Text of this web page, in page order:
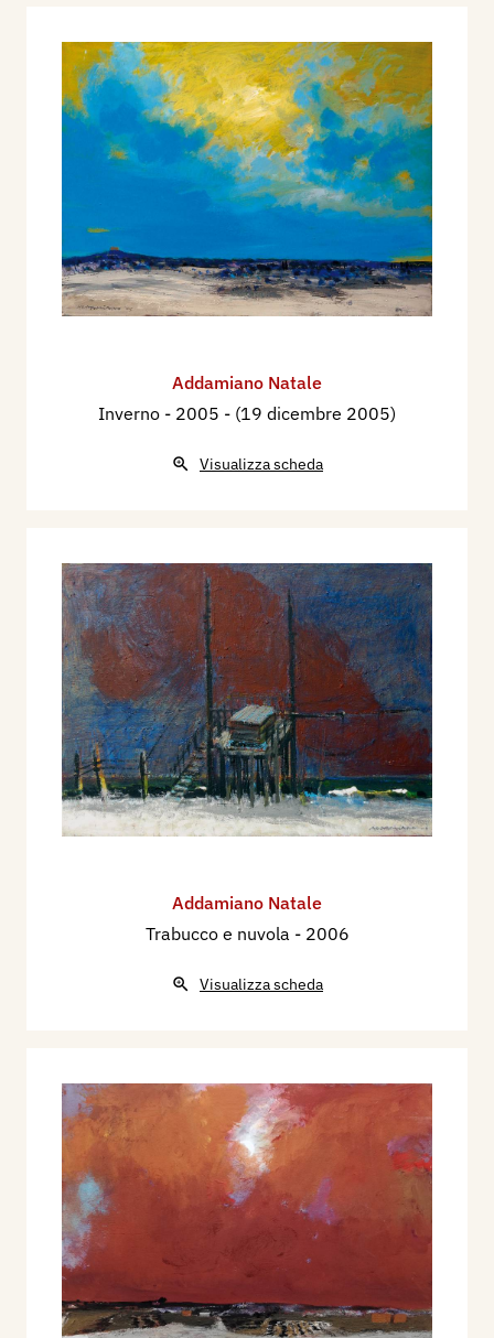
Addamiano Natale
Inverno - 2005 - (19 dicembre 2005)
Visualizza scheda
Addamiano Natale
Trabucco e nuvola - 2006
Visualizza scheda